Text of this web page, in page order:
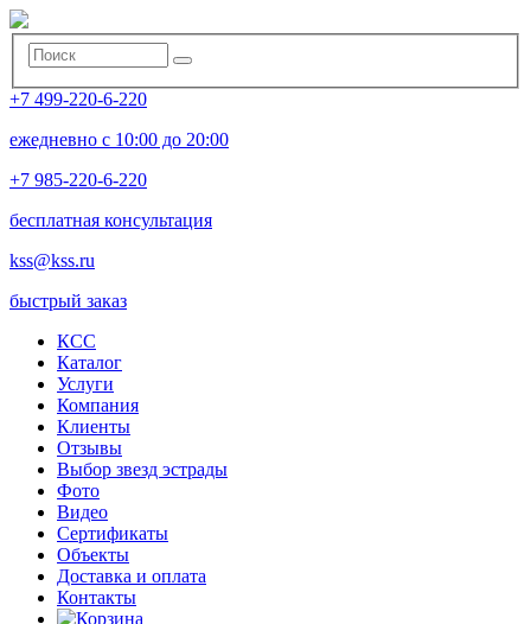
+7 499-220-6-220
ежедневно с 10:00 до 20:00
+7 985-220-6-220
бесплатная консультация
kss@kss.ru
быстрый заказ
КСС
Каталог
Услуги
Компания
Клиенты
Oтзывы
Выбор звезд эстрады
Фото
Видео
Сертификаты
Объекты
Доставка и оплата
Контакты